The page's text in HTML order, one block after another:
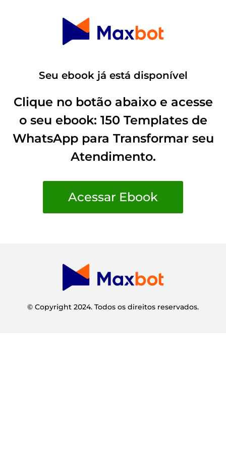
Seu ebook já está disponível
Clique no botão abaixo e acesse
o seu ebook: 150 Templates de
WhatsApp para Transformar seu
Atendimento.
Acessar Ebook
© Copyright 2024. Todos os direitos reservados.